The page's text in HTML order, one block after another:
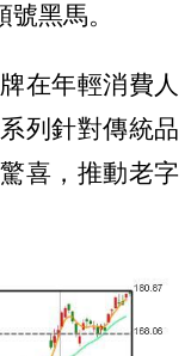
黑馬。
在年輕消費人
列針對傳統品
喜，推動老字